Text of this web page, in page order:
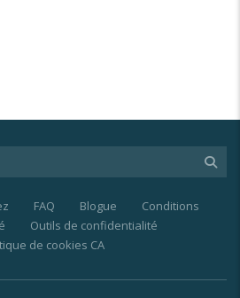
FAQ Blogue
Conditions
Outils de confidentialité
de cookies CA